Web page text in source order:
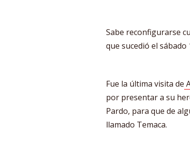
Sabe reconfigurarse
que sucedió el sábado
Fue la última visita de
por presentar a su
Pardo, para que de
llamado Temaca.